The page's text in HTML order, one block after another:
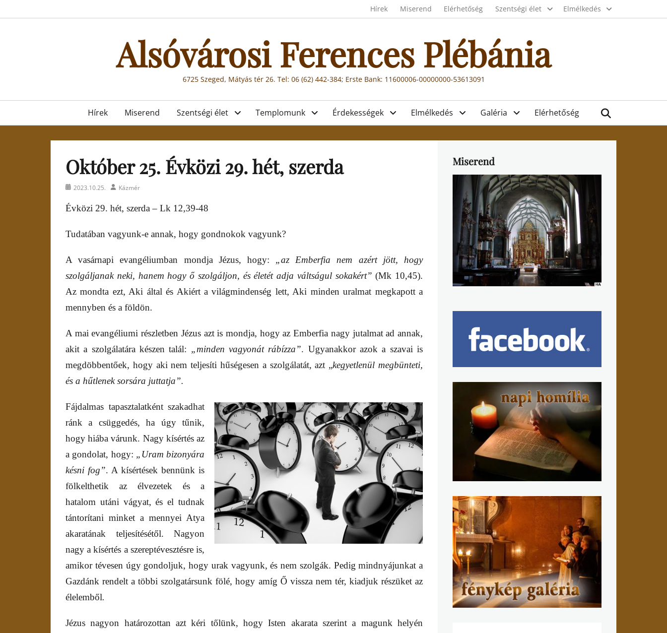
to
Header menu
Hírek Miserend Elérhetőség Szentségi élet Elmélkedés
Alsóvárosi Ferences Plébánia
6725 Szeged, Mátyás tér 26. Tel: 06 (62) 442-384; Erste Bank: 11600006-00000000-53613091
Primary
menu
Hírek Miserend Szentségi élet Templomunk Érdekességek Elmélkedés Galéria Elérhetőség
Október 25. Évközi 29. hét, szerda
Posted2023.10.25. AuthorKázmér
Évközi 29. hét, szerda – Lk 12,39-48
Tudatában vagyunk-e annak, hogy gondnokok vagyunk?
A vasárnapi evangéliumban mondja Jézus, hogy: „az Emberfia nem azért jött, hogy
szolgáljanak neki, hanem hogy ő szolgáljon, és életét adja váltságul sokakért” (Mk 10,45).
Az mondta ezt, Aki által és Akiért a világmindenség lett, Aki minden uralmat megkapott a
mennyben és a földön.
A mai evangéliumi részletben Jézus azt is mondja, hogy az Emberfia nagy jutalmat ad annak,
akit a szolgálatára készen talál: „minden vagyonát rábízza”. Ugyanakkor azok a szavai is
megdöbbentőek, hogy aki nem teljesíti hűségesen a szolgálatát, azt „kegyetlenül megbünteti,
és a hűtlenek sorsára juttatja”.
Fájdalmas tapasztalatként szakadhat
ránk a csüggedés, ha úgy tűnik,
hogy hiába várunk. Nagy kísértés az
a gondolat, hogy: „Uram bizonyára
késni fog”. A kísértések bennünk is
fölkelthetik az élvezetek és a
hatalom utáni vágyat, és el tudnak
tántorítani minket a mennyei Atya
akaratának teljesítésétől. Nagyon
nagy a kísértés a szereptévesztésre is,
amikor tévesen úgy gondoljuk, hogy urak vagyunk, és nem szolgák. Pedig mindnyájunkat a
Gazdánk rendelt a többi szolgatársunk fölé, hogy amíg Ő vissza nem tér, kiadjuk részüket az
élelemből.
Jézus nagyon határozottan azt kéri tőlünk, hogy Isten akarata szerint a magunk helyén
Miserend